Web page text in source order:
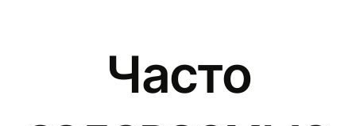
Часто